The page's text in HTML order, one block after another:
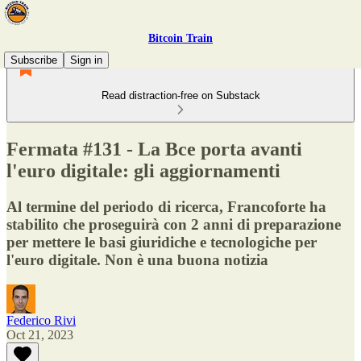
Bitcoin Train
Subscribe
Sign in
Read distraction-free on Substack
Fermata #131 - La Bce porta avanti
l'euro digitale: gli aggiornamenti
Al termine del periodo di ricerca, Francoforte ha
stabilito che proseguirà con 2 anni di preparazione
per mettere le basi giuridiche e tecnologiche per
l'euro digitale. Non è una buona notizia
Federico Rivi
Oct 21, 2023